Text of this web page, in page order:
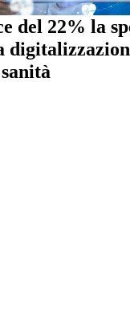
del 22% la